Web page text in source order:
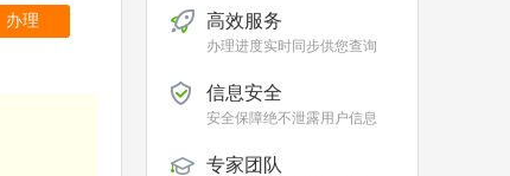
办理 高效服务
办理进度实时同步供您查询
信息安全
安全保障绝不泄露用户信息
专家团队